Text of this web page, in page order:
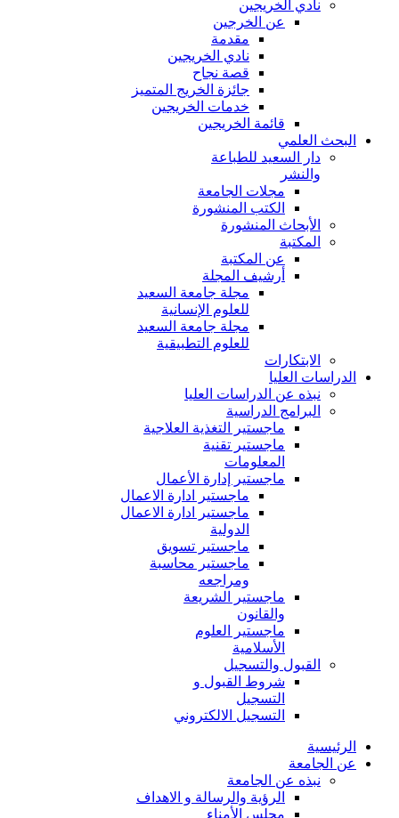
نادي الخريجين
عن الخرجين
مقدمة
نادي الخريجين
قصة نجاح
جائزة الخريج المتميز
خدمات الخريجين
قائمة الخريجين
البحث العلمي
دار السعيد للطباعة
والنشر
مجلات الجامعة
الكتب المنشورة
الأبحاث المنشورة
المكتبة
عن المكتبة
أرشيف المجلة
مجلة جامعة السعيد
للعلوم الإنسانية
مجلة جامعة السعيد
للعلوم التطبيقية
الابتكارات
الدراسات العليا
نبذه عن الدراسات العليا
البرامج الدراسية
ماجستير التغذية العلاجية
ماجستير تقنية
المعلومات
ماجستير إدارة الأعمال
ماجستير ادارة الاعمال
ماجستير ادارة الاعمال
الدولية
ماجستير تسويق
ماجستير محاسبة
ومراجعه
ماجستير الشريعة
والقانون
ماجستير العلوم
الأسلامية
القبول والتسجيل
شروط القبول و
التسجيل
التسجيل الالكتروني
الرئيسية
عن الجامعة
نبذه عن الجامعة
الرؤية والرسالة و الاهداف
مجلس الأمناء